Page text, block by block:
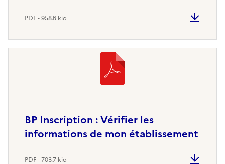
PDF - 958.6 kio
BP Inscription : Vérifier les
informations de mon établissement
PDF - 703.7 kio